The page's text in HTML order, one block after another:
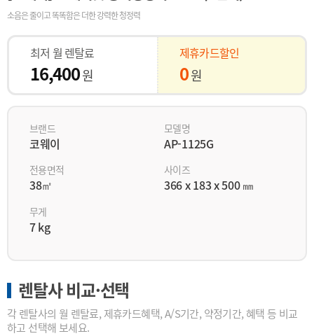
소음은 줄이고 똑똑함은 더한 강력한 청정력
최저 월 렌탈료
16,400원
제휴카드할인
0원
브랜드
코웨이
모델명
AP-1125G
전용면적
38㎡
사이즈
366 x 183 x 500 ㎜
무게
7 kg
렌탈사 비교·선택
각 렌탈사의 월 렌탈료, 제휴카드혜택, A/S기간, 약정기간, 혜택 등 비교
하고 선택해 보세요.